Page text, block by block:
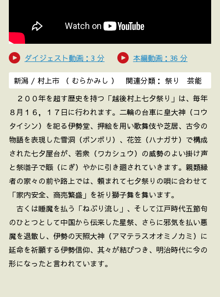
ダイジェスト動画：3 分 本編動画：36 分
新潟 / 村上市 （ むらかみし ） 関連分類： 祭り 芸能
２００年を超す歴史を持つ「越後村上七夕祭り」は、毎年
８月１６，１７日に行われます。二輪の台車に皇大神（コウ
タイシン）を祀る伊勢堂、押絵を用い歌舞伎や芝居、古今の
物語を表現した雪洞（ボンボリ）、花笠（ハナガサ）で構成
された七夕屋台が、若衆（ワカシュウ）の威勢のよい掛け声
と祭囃子で賑（にぎ）やかに引き廻されていきます。親類縁
者の家々の前や路上では、頼まれて七夕祭りの唄に合わせて
「家内安全、商売繁盛」を祈り獅子舞を舞います。
古くは睡魔を払う「ねぶり流し」、そして江戸時代五節句
のひとつとして中国から伝来した星祭、さらに邪気を払い悪
魔を退散し、伊勢の天照大神（アマテラスオオミノカミ）に
延命を祈願する伊勢信仰、其々が結びつき、明治時代に今の
形になったと言われています。